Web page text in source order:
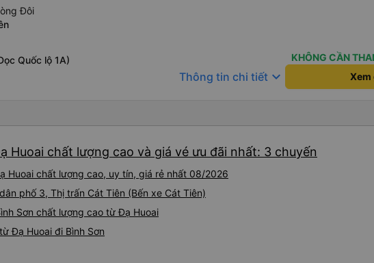
Đôi
Quốc lộ 1A)
KHÔNG CẦN
Thông tin chi tiết keyboard_arrow_down Xem
Huoai chất lượng cao và giá vé ưu đãi nhất: 3 chuyến
Huoai chất lượng cao, uy tín, giá rẻ nhất 08/2026
phố 3, Thị trấn Cát Tiên (Bến xe Cát Tiên)
Sơn chất lượng cao từ Đạ Huoai
Đạ Huoai đi Bình Sơn